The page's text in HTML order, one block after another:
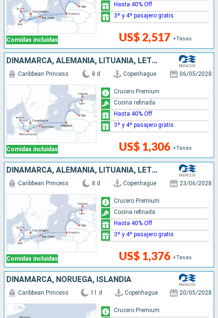
Comidas incluidas US$ 2,517 +Tasas
Hasta 40% Off
3º y 4º pasajero gratis
DINAMARCA, ALEMANIA, LITUANIA, LETONIA, ESTONIA, FINLANDIA
Comidas incluidas
Caribbean Princess 8 d Copenhague 06/05/2028
US$ 1,306 +Tasas
Crucero Premium
Cocina refinada
Hasta 40% Off
3º y 4º pasajero gratis
DINAMARCA, ALEMANIA, LITUANIA, LETONIA, ESTONIA, FINLANDIA
Comidas incluidas
Caribbean Princess 8 d Copenhague 23/06/2028
US$ 1,376 +Tasas
Crucero Premium
Cocina refinada
Hasta 40% Off
3º y 4º pasajero gratis
DINAMARCA, NORUEGA, ISLANDIA
Caribbean Princess 11 d Copenhague 20/05/2028
Crucero Premium